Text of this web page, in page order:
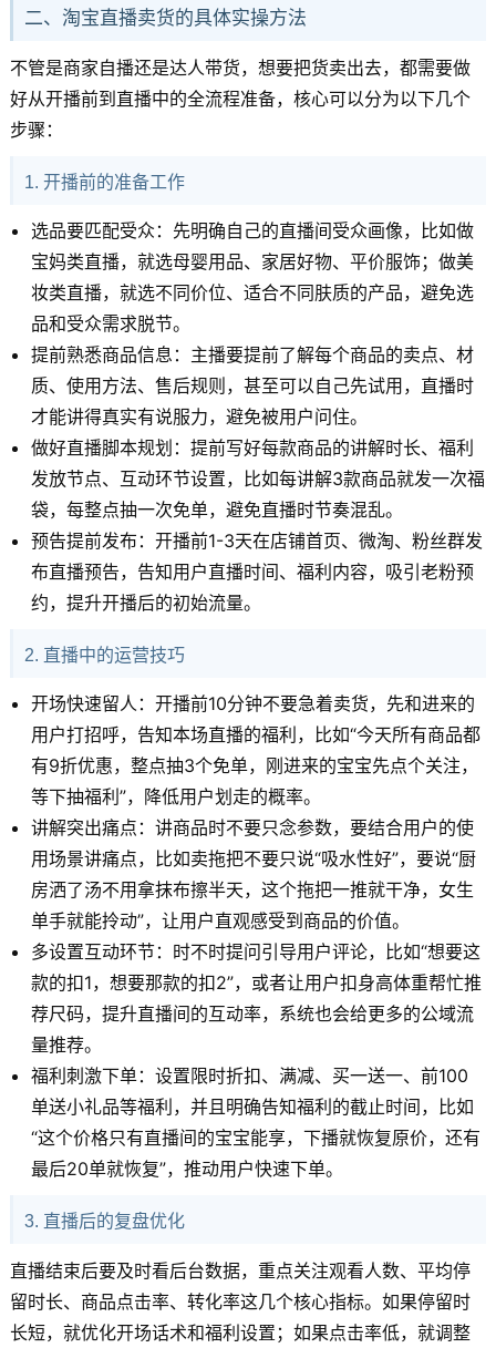
二、淘宝直播卖货的具体实操方法
不管是商家自播还是达人带货，想要把货卖出去，都需要做
好从开播前到直播中的全流程准备，核心可以分为以下几个
步骤：
1. 开播前的准备工作
选品要匹配受众：先明确自己的直播间受众画像，比如做
宝妈类直播，就选母婴用品、家居好物、平价服饰；做美
妆类直播，就选不同价位、适合不同肤质的产品，避免选
品和受众需求脱节。
提前熟悉商品信息：主播要提前了解每个商品的卖点、材
质、使用方法、售后规则，甚至可以自己先试用，直播时
才能讲得真实有说服力，避免被用户问住。
做好直播脚本规划：提前写好每款商品的讲解时长、福利
发放节点、互动环节设置，比如每讲解3款商品就发一次福
袋，每整点抽一次免单，避免直播时节奏混乱。
预告提前发布：开播前1-3天在店铺首页、微淘、粉丝群发
布直播预告，告知用户直播时间、福利内容，吸引老粉预
约，提升开播后的初始流量。
2. 直播中的运营技巧
开场快速留人：开播前10分钟不要急着卖货，先和进来的
用户打招呼，告知本场直播的福利，比如“今天所有商品都
有9折优惠，整点抽3个免单，刚进来的宝宝先点个关注，
等下抽福利”，降低用户划走的概率。
讲解突出痛点：讲商品时不要只念参数，要结合用户的使
用场景讲痛点，比如卖拖把不要只说“吸水性好”，要说“厨
房洒了汤不用拿抹布擦半天，这个拖把一推就干净，女生
单手就能拎动”，让用户直观感受到商品的价值。
多设置互动环节：时不时提问引导用户评论，比如“想要这
款的扣1，想要那款的扣2”，或者让用户扣身高体重帮忙推
荐尺码，提升直播间的互动率，系统也会给更多的公域流
量推荐。
福利刺激下单：设置限时折扣、满减、买一送一、前100
单送小礼品等福利，并且明确告知福利的截止时间，比如
“这个价格只有直播间的宝宝能享，下播就恢复原价，还有
最后20单就恢复”，推动用户快速下单。
3. 直播后的复盘优化
直播结束后要及时看后台数据，重点关注观看人数、平均停
留时长、商品点击率、转化率这几个核心指标。如果停留时
长短，就优化开场话术和福利设置；如果点击率低，就调整